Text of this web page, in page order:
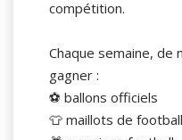
compétition.
Chaque semaine, de
gagner :
⚽ ballons officiels
👕 maillots de football